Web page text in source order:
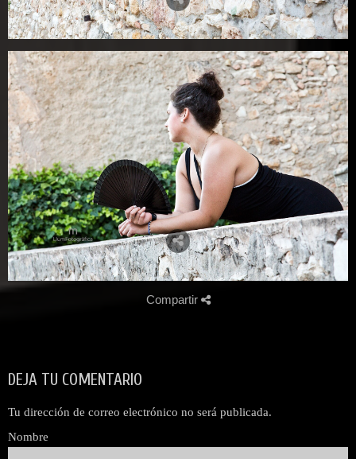
Compartir
DEJA TU COMENTARIO
Tu dirección de correo electrónico no será publicada.
Nombre